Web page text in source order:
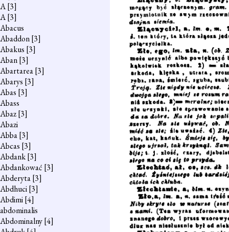
A[3]
A[3]
Abacus
Abaddon[3]
Abakus [3]
Aban[3]
Abartarea[3]
Abarys [3]
Abas [3]
Abass
Abaz[3]
Abazi
Abba[3]
Abcas [3]
Abdank[3]
Abdankować [3]
Abderyta[3]
Abdhuci[3]
Abdimi[4]
abdominalis
Abdominalny[4]